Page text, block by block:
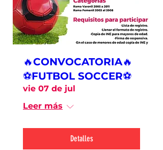
🔥CONVOCATORIA🔥
⚽FUTBOL SOCCER⚽
vie 07 de jul
Leer más
Detalles